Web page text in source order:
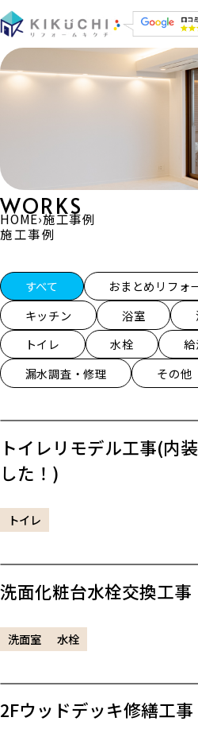
WORKS
施工事例
HOME›施工事例
施工事例一覧
すべて
おまとめリフォ
キッチン
浴室
トイレ
水栓
漏水調査・修理
その他
トイレリモデル工事(内
した！)
トイレ
洗面化粧台水栓交換工事
洗面室 水栓
2Fウッドデッキ修繕工事